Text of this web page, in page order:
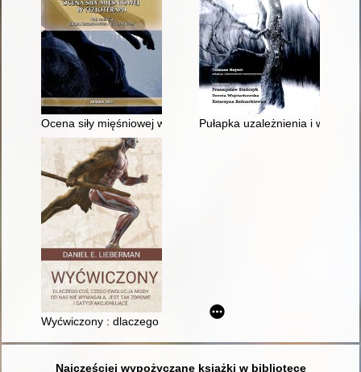
Ocena siły mięśniowej w fizjoterapiiPułapka uzależnienia i
Wyćwiczony : dlaczego coś, czego ewolucja nigdy od nas nie
Najczęściej wypożyczane książki w bibliotece